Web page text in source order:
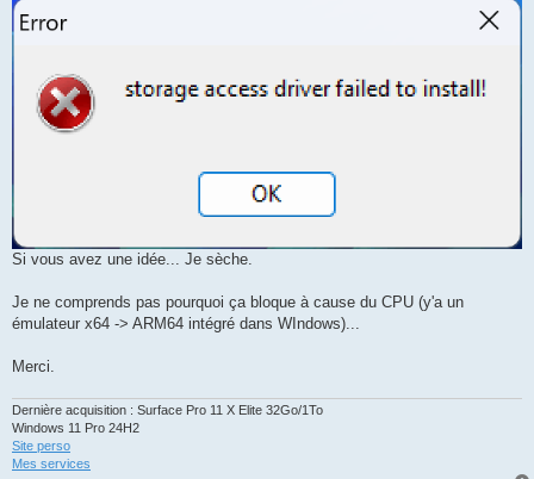
Si vous avez une idée... Je sèche.
Je ne comprends pas pourquoi ça bloque à cause du CPU (y'a un
émulateur x64 -> ARM64 intégré dans WIndows)...
Merci.
Dernière acquisition : Surface Pro 11 X Elite 32Go/1To
Windows 11 Pro 24H2
Site perso
Mes services